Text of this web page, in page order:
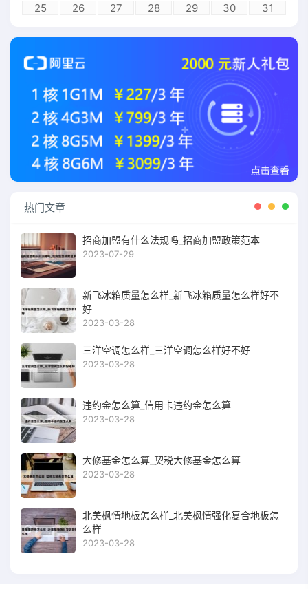
25
26 27 28 29 30 31
热门文章
招商加盟有什么法规吗_招商加盟政策范本
2023-07-29
新飞冰箱质量怎么样_新飞冰箱质量怎么样好不
好
2023-03-28
三洋空调怎么样_三洋空调怎么样好不好
2023-03-28
违约金怎么算_信用卡违约金怎么算
2023-03-28
大修基金怎么算_契税大修基金怎么算
2023-03-28
北美枫情地板怎么样_北美枫情强化复合地板怎
么样
2023-03-28